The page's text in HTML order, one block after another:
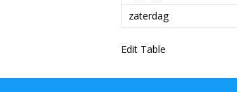
zaterdag
Edit Table